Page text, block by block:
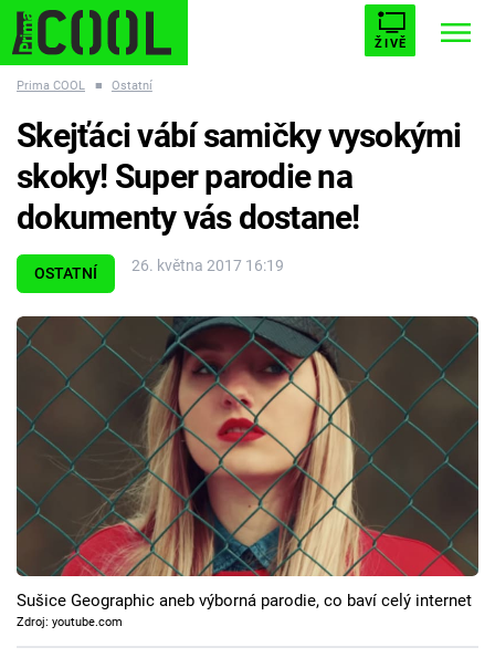
ŽIVĚ
ESCAPE PLNEJ KOTEL AVENGERS 5
Témata
Filmy
Seriály
Hry
Cool Esport
Pořady
TV Program
Prima COOL ■ Ostatní
OSTATNÍ 26. května 2017 16:19
Skejťáci vábí samičky vysokými
skoky! Super parodie na
dokumenty vás dostane!
Sušice Geographic aneb výborná parodie, co baví celý internet
Zdroj: youtube.com